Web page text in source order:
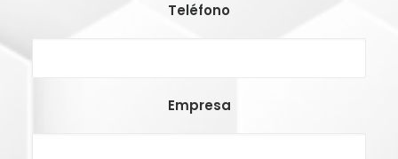
Teléfono
Empresa